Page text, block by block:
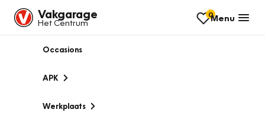
Vakgarage
Het Centrum
0Menu
Occasions
APK
Werkplaats